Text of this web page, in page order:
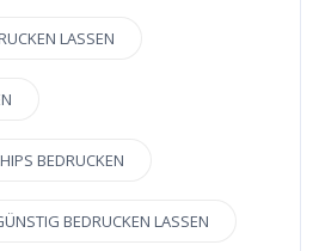
LASSEN
BEDRUCKEN
BEDRUCKEN LASSEN